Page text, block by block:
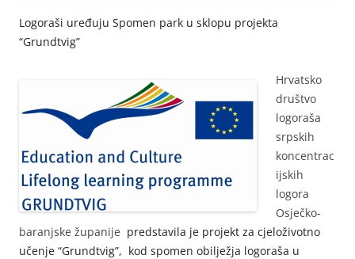
Logoraši uređuju Spomen park u sklopu projekta
“Grundtvig”
Hrvatsko
društvo
logoraša
srpskih
koncentrac
ijskih
logora
Osječko-
baranjske županije predstavila je projekt za cjeloživotno
učenje “Grundtvig”, kod spomen obilježja logoraša u